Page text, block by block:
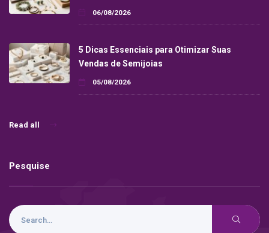
06/08/2026
5 Dicas Essenciais para Otimizar Suas
Vendas de Semijoias
05/08/2026
Read all
Pesquise